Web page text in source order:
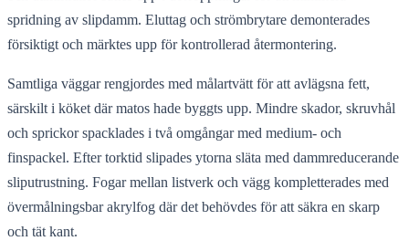
spridning av slipdamm. Eluttag och strömbrytare demonterades
försiktigt och märktes upp för kontrollerad återmontering.
Samtliga väggar rengjordes med målartvätt för att avlägsna fett,
särskilt i köket där matos hade byggts upp. Mindre skador, skruvhål
och sprickor spacklades i två omgångar med medium- och
finspackel. Efter torktid slipades ytorna släta med dammreducerande
sliputrustning. Fogar mellan listverk och vägg kompletterades med
övermålningsbar akrylfog där det behövdes för att säkra en skarp
och tät kant.